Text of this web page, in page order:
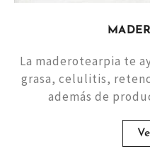
La maderotearpia te
grasa, celulitis,
además de